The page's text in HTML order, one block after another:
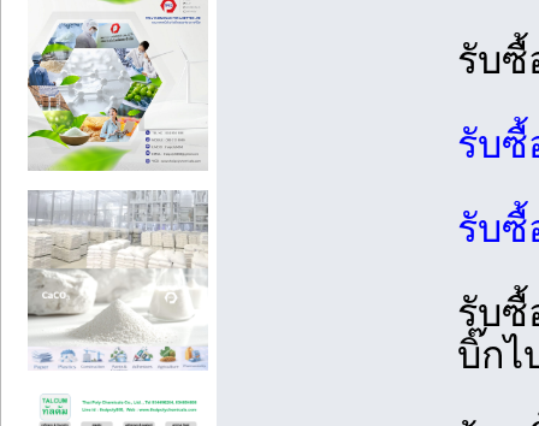
รับซื้
รับซื้
รับซื้
รับซื้
บิ๊กไ